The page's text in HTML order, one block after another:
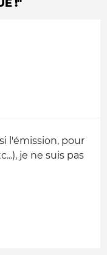
!"
l'émission, pour
je ne suis pas